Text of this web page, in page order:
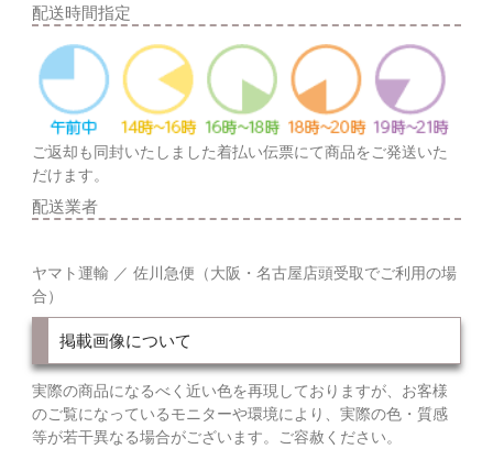
配送時間指定
ご返却も同封いたしました着払い伝票にて商品をご発送いた
だけます。
配送業者
ヤマト運輸 ／ 佐川急便（大阪・名古屋店頭受取でご利用の場
合）
掲載画像について
実際の商品になるべく近い色を再現しておりますが、お客様
のご覧になっているモニターや環境により、実際の色・質感
等が若干異なる場合がございます。ご容赦ください。